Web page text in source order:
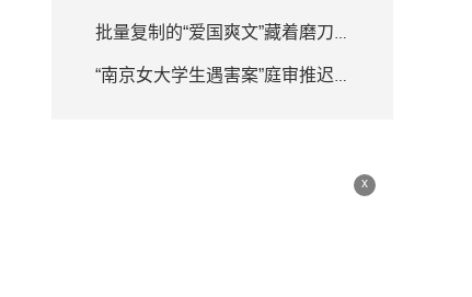
批量复制的“爱国爽文”藏着磨刀霍霍
“南京女大学生遇害案”庭审推迟 律师详解何为排除非法证据
x